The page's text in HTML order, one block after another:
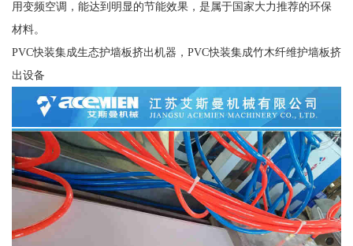
用变频空调，能达到明显的节能效果，是属于国家大力推荐的环保
材料。
PVC快装集成生态护墙板挤出机器，PVC快装集成竹木纤维护墙板挤
出设备